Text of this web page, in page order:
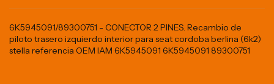
6K5945091/89300751 - CONECTOR 2 PINES. Recambio de
piloto trasero izquierdo interior para seat cordoba berlina (6k2)
stella referencia OEM IAM 6K5945091 6K5945091 89300751